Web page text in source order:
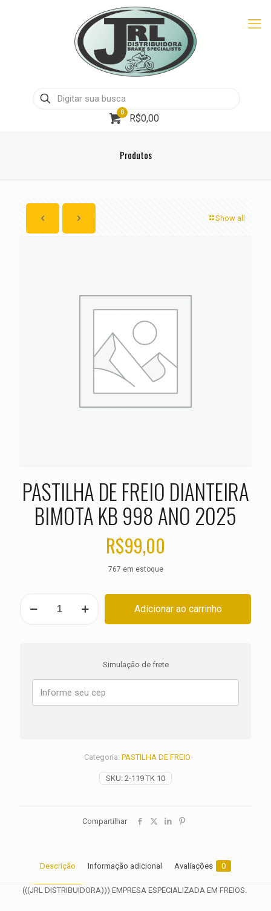
0
R$0,00
Produtos
Show all
PASTILHA DE FREIO DIANTEIRA
BIMOTA KB 998 ANO 2025
R$99,00
767 em estoque
ANO
quantidade
Adicionar ao carrinho
Simulação de frete
SKU: 2-119 TK 10
Categoria: PASTILHA DE FREIO
Compartilhar
Descrição Informação adicional Avaliações 0
(((JRL DISTRIBUIDORA))) EMPRESA ESPECIALIZADA EM FREIOS.